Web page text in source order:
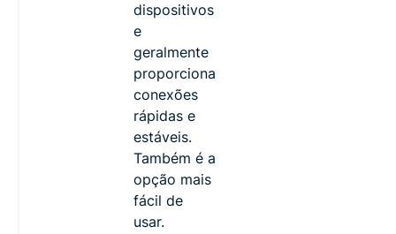
dispositivos
e
geralmente
proporciona
conexões
rápidas e
estáveis.
Também é a
opção mais
fácil de
usar.